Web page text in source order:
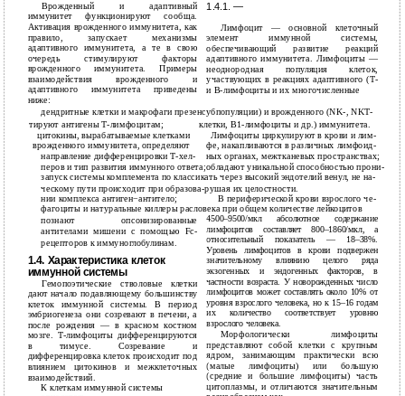
Врожденный и адаптивный
иммунитет функционируют сообща.
Активация врожденного иммунитета, как
правило, запускает механизмы
адаптивного иммунитета, а те в свою
очередь стимулируют факторы
врожденного иммунитета. Примеры
взаимодействия врожденного и
адаптивного иммунитета приведены
ниже:
1.4.1. —
Лимфоцит — основной клеточный
элемент иммунной системы,
обеспечивающий развитие реакций
адаптивного иммунитета. Лимфоциты —
неоднородная популяция клеток,
участвующих в реакциях адаптивного (Т-
и В-лимфоциты и их многочисленные
дендритные клетки и макрофаги презенсубпопуляции) и врожденного (NK-, NKT-
тируют антигены Т-лимфоцитам;
клетки, В1-лимфоциты и др.) иммунитета.
цитокины, вырабатываемые клетками
Лимфоциты циркулируют в крови и лим-
врожденного иммунитета, определяют
фе, накапливаются в различных лимфоид-
направление дифференцировки Т-хел-
ных органах, межтканевых пространствах;
перов и тип развития иммунного ответа;обладают уникальной способностью прони-
запуск системы комплемента по классикать через высокий эндотелий венул, не на-
ческому пути происходит при образова-рушая их целостности.
нии комплекса антиген−антитело;
В периферической крови взрослого че-
фагоциты и натуральные киллеры расловека при общем количестве лейкоцитов
познают опсонизированные
антителами мишени с помощью Fc-
рецепторов к иммуноглобулинам.
1.4. Характеристика клеток
иммунной системы
Гемопоэтические стволовые клетки
дают начало подавляющему большинству
клеток иммунной системы. В период
эмбриогенеза они созревают в печени, а
после рождения — в красном костном
мозге. Т-лимфоциты дифференцируются
в тимусе. Созревание и
дифференцировка клеток происходит под
влиянием цитокинов и межклеточных
взаимодействий.
К клеткам иммунной системы
4500–9500/мкл абсолютное содержание
лимфоцитов составляет 800–1860/мкл, а
относительный показатель — 18–38%.
Уровень лимфоцитов в крови подвержен
значительному влиянию целого ряда
экзогенных и эндогенных факторов, в
частности возраста. У новорожденных число
лимфоцитов может составлять около 10% от
уровня взрослого человека, но к 15–16 годам
их количество соответствует уровню
взрослого человека.
Морфологически лимфоциты
представляют собой клетки с крупным
ядром, занимающим практически всю
(малые лимфоциты) или большую
(средние и большие лимфоциты) часть
цитоплазмы, и отличаются значительным